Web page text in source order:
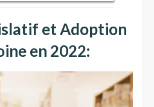
et Adoption
en 2022: